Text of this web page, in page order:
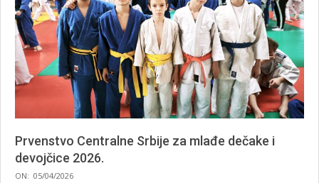
Prvenstvo Centralne Srbije za mlađe dečake i
devojčice 2026.
2026-
ON: 05/04/2026